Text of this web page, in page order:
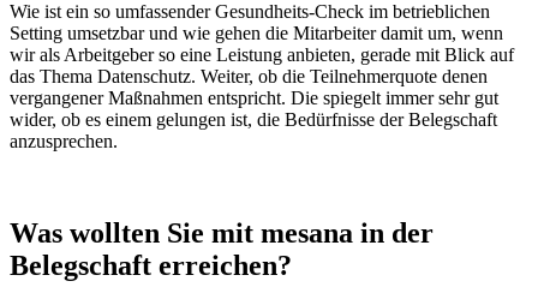
Wie ist ein so umfassender Gesundheits-Check im betrieblichen
Setting umsetzbar und wie gehen die Mitarbeiter damit um, wenn
wir als Arbeitgeber so eine Leistung anbieten, gerade mit Blick auf
das Thema Datenschutz. Weiter, ob die Teilnehmerquote denen
vergangener Maßnahmen entspricht. Die spiegelt immer sehr gut
wider, ob es einem gelungen ist, die Bedürfnisse der Belegschaft
anzusprechen.
Was wollten Sie mit mesana in der
Belegschaft erreichen?